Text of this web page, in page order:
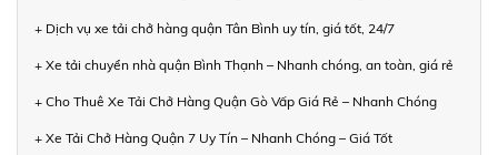
+ Dịch vụ xe tải chở hàng quận Tân Bình uy tín, giá tốt, 24/7
+ Xe tải chuyển nhà quận Bình Thạnh – Nhanh chóng, an toàn, giá rẻ
+ Cho Thuê Xe Tải Chở Hàng Quận Gò Vấp Giá Rẻ – Nhanh Chóng
+ Xe Tải Chở Hàng Quận 7 Uy Tín – Nhanh Chóng – Giá Tốt